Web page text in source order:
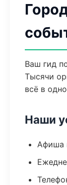
Ваш гид
Тысячи
всё в
Наши
Афиша